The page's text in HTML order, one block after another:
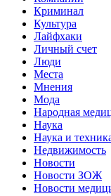
Криминал
Культура
Лайфхаки
Личный счет
Люди
Места
Мнения
Мода
Народная
Наука
Наука и
Недвижимость
Новости
Новости ЗОЖ
Новости